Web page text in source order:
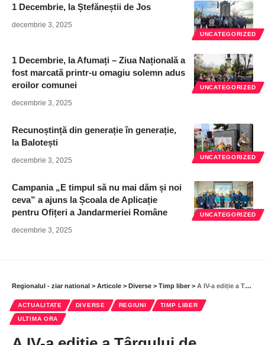
UNCATEGORIZED
1 Decembrie, la Ștefăneștii de Jos
decembrie 3, 2025
UNCATEGORIZED
1 Decembrie, la Afumați – Ziua Națională a
fost marcată printr-u omagiu solemn adus
eroilor comunei
decembrie 3, 2025
UNCATEGORIZED
Recunoștință din generație în generație,
la Balotești
decembrie 3, 2025
UNCATEGORIZED
Campania „E timpul să nu mai dăm și noi
ceva” a ajuns la Școala de Aplicație
pentru Ofițeri a Jandarmeriei Române
decembrie 3, 2025
Regionalul - ziar national > Articole > Diverse > Timp liber > A IV-a ediție a Târgului de mărțișoare, din orașul Pantelimon, un real succes
ACTUALITATE DIVERSE REGIUNI TIMP LIBER
ULTIMA ORA